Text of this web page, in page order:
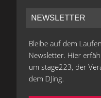
NEWSLETTER
Bleibe auf dem
Newsletter. Hier
um stage223, der
dem DJing.